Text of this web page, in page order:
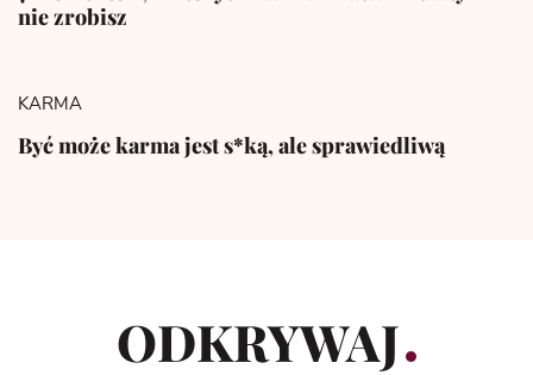
nie zrobisz
KARMA
Być może karma jest s*ką, ale sprawiedliwą
ODKRYWAJ